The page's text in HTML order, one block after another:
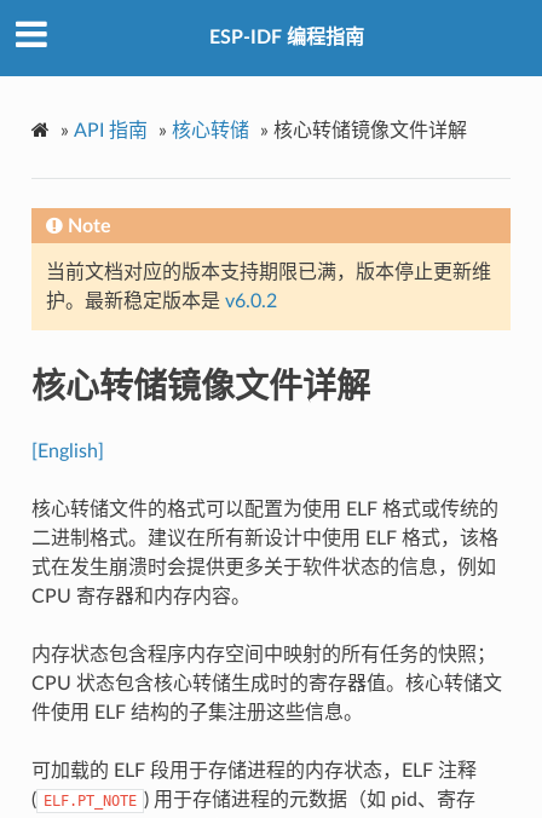
ESP-IDF 编程指南
» API 指南 » 核心转储 » 核心转储镜像文件详解
Note
当前文档对应的版本支持期限已满，版本停止更新维
护。最新稳定版本是 v6.0.2
核心转储镜像文件详解
[English]
核心转储文件的格式可以配置为使用 ELF 格式或传统的
二进制格式。建议在所有新设计中使用 ELF 格式，该格
式在发生崩溃时会提供更多关于软件状态的信息，例如
CPU 寄存器和内存内容。
内存状态包含程序内存空间中映射的所有任务的快照；
CPU 状态包含核心转储生成时的寄存器值。核心转储文
件使用 ELF 结构的子集注册这些信息。
可加载的 ELF 段用于存储进程的内存状态，ELF 注释
( ELF.PT_NOTE ) 用于存储进程的元数据（如 pid、寄存